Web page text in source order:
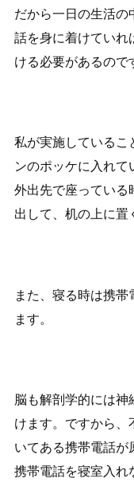
だから一日の生活
話を身に着けていれ
ける必要があるので
私が実施しているこ
ンのポッケに入れ
外出先で座っている
出して、机の上に置
また、寝る時は携
ます。
脳も解剖学的には神
けます。ですから
いてある携帯電話が
携帯電話を寝室入れ